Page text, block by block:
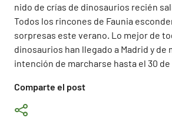
Comparte el post
nido de crías de dinosaurios recién
Todos los rincones de Faunia
sorpresas este verano. Lo mejor de
dinosaurios han llegado a Madrid y
intención de marcharse hasta el 30